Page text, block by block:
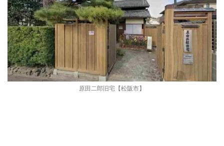
原田二郎旧宅【松阪市】